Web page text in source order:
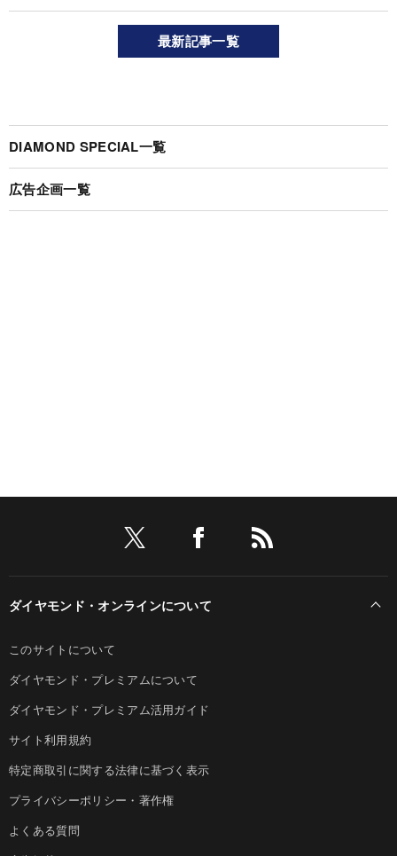
最新記事一覧
DIAMOND SPECIAL一覧
広告企画一覧
ダイヤモンド・オンラインについて
このサイトについて
ダイヤモンド・プレミアムについて
ダイヤモンド・プレミアム活用ガイド
サイト利用規約
特定商取引に関する法律に基づく表示
プライバシーポリシー・著作権
よくある質問